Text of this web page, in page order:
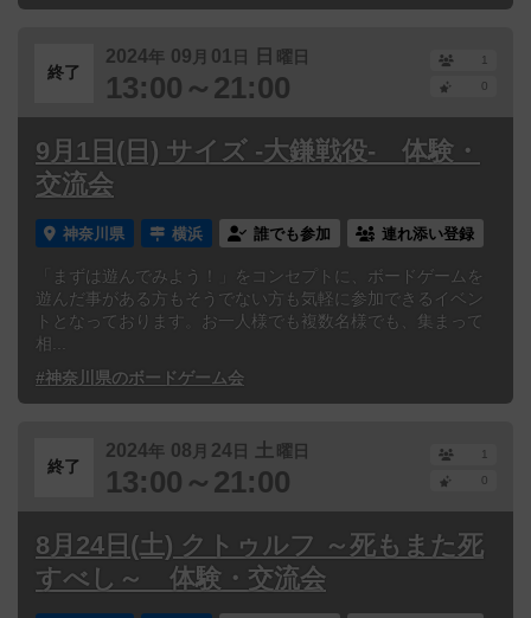
終了
2024年 09 月 01 日 日 曜日
13:00～21:00
1
0
9月1日(日) サイズ -大鎌戦役- 体験・
交流会
神奈川県 横浜 誰でも参加 連れ添い登録
「まずは遊んでみよう！」をコンセプトに、ボードゲームを
遊んだ事がある方もそうでない方も気軽に参加できるイベン
トとなっております。お一人様でも複数名様でも、集まって
相...
#神奈川県のボードゲーム会
終了
2024年 08 月 24 日 土 曜日
13:00～21:00
1
0
8月24日(土) クトゥルフ ～死もまた死
すべし～ 体験・交流会